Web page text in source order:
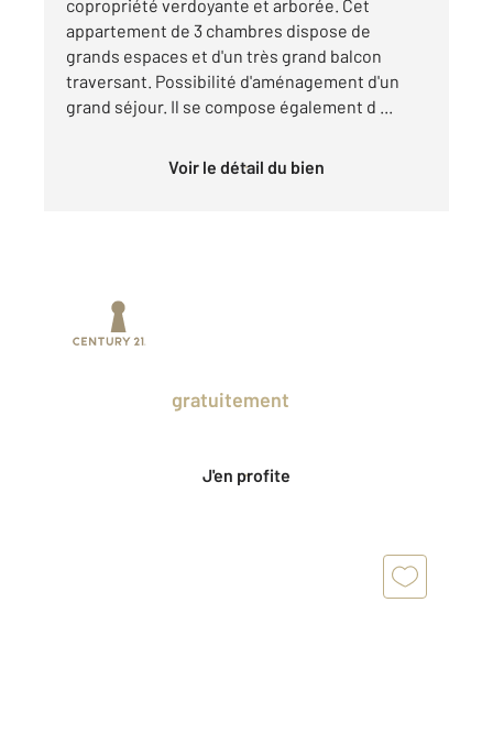
copropriété verdoyante et arborée. Cet
appartement de 3 chambres dispose de
grands espaces et d'un très grand balcon
traversant. Possibilité d'aménagement d'un
grand séjour. Il se compose également d ...
Voir le détail du bien
gratuitement
J'en profite